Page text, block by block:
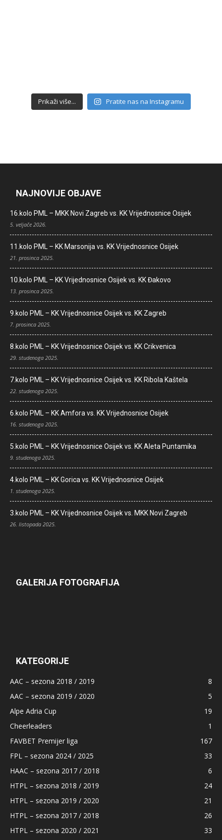
Prikaži više... Pratite nas na Instagramu
NAJNOVIJE OBJAVE
16.kolo PML – MKK Novi Zagreb vs. KK Vrijednosnice Osijek
5. veljače 2026.
11.kolo PML – KK Marsonija vs. KK Vrijednosnice Osijek
21. prosinca 2025.
10.kolo PML – KK Vrijednosnice Osijek vs. KK Đakovo
13. prosinca 2025.
9.kolo PML – KK Vrijednosnice Osijek vs. KK Zagreb
7. prosinca 2025.
8.kolo PML – KK Vrijednosnice Osijek vs. KK Crikvenica
29. studenoga 2025.
7.kolo PML – KK Vrijednosnice Osijek vs. KK Ribola Kaštela
22. studenoga 2025.
6.kolo PML – KK Amfora vs. KK Vrijednosnice Osijek
16. studenoga 2025.
5.kolo PML – KK Vrijednosnice Osijek vs. KK Aleta Puntamika
9. studenoga 2025.
4.kolo PML – KK Gorica vs. KK Vrijednosnice Osijek
1. studenoga 2025.
3.kolo PML – KK Vrijednosnice Osijek vs. MKK Novi Zagreb
26. listopada 2025.
GALERIJA FOTOGRAFIJA
KATEGORIJE
AAC – sezona 2018 / 2019
8
AAC – sezona 2019 / 2020
5
Alpe Adria Cup
19
Cheerleaders
1
FAVBET Premijer liga
167
FPL – sezona 2024 / 2025
33
HAAC – sezona 2017 / 2018
6
HTPL – sezona 2018 / 2019
24
HTPL – sezona 2019 / 2020
21
HTPL – sezona 2017 / 2018
26
HTPL – sezona 2020 / 2021
33